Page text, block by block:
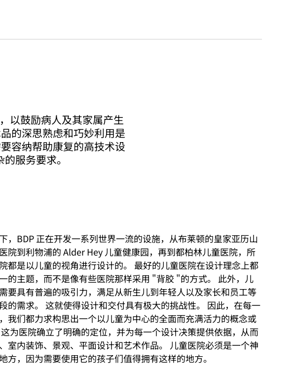
以鼓励病人及其家属产生
的深思熟虑和巧妙利用是
容纳帮助康复的高技术设
服务要求。
，BDP 正在开发一系列世界一流的设施，从布莱顿的皇家亚历山
院到利物浦的 Alder Hey 儿童健康园，再到都柏林儿童医院，所
都是以儿童的视角进行设计的。 最好的儿童医院在设计理念上都
的主题，而不是像有些医院那样采用 "背胶 "的方式。 此外，儿
要具有普遍的吸引力，满足从新生儿到年轻人以及家长和员工等
的需求。 这就使得设计和交付具有极大的挑战性。 因此，在每一
我们都力求构思出一个以儿童为中心的全面而充满活力的概念或
为医院确立了明确的定位，并为每一个设计决策提供依据，从而
室内装饰、景观、平面设计和艺术作品。 儿童医院必须是一个神
方，因为需要使用它的孩子们值得拥有这样的地方。